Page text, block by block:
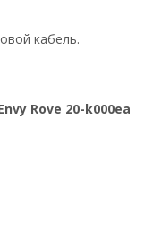
кабель.
Rove 20-k000ea